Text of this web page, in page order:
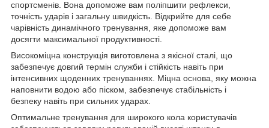
спортсменів. Вона допоможе вам поліпшити рефлекси,
точність ударів і загальну швидкість. Відкрийте для себе
чарівність динамічного тренування, яке допоможе вам
досягти максимальної продуктивності.
Високоміцна конструкція виготовлена з якісної сталі, що
забезпечує довгий термін служби і стійкість навіть при
інтенсивних щоденних тренуваннях. Міцна основа, яку можна
наповнити водою або піском, забезпечує стабільність і
безпеку навіть при сильних ударах.
Оптимальне тренування для широкого кола користувачів